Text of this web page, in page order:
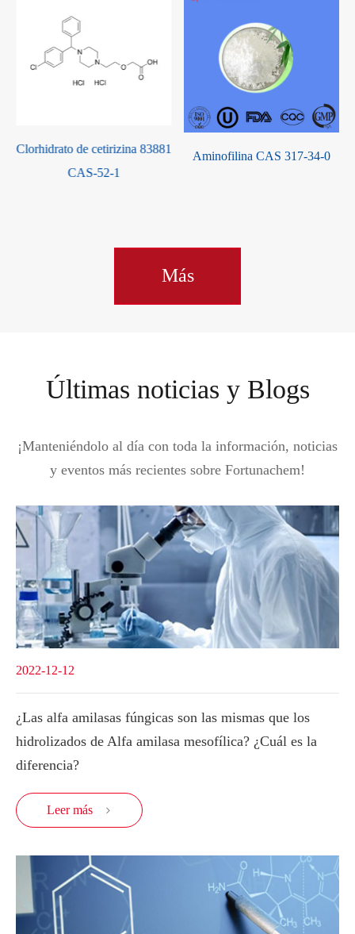
Clorhidrato de cetirizina 83881
CAS-52-1
Aminofilina CAS 317-34-0
Más
Últimas noticias y Blogs
¡Manteniéndolo al día con toda la información, noticias
y eventos más recientes sobre Fortunachem!
2022-12-12
¿Las alfa amilasas fúngicas son las mismas que los
hidrolizados de Alfa amilasa mesofílica? ¿Cuál es la
diferencia?
Leer más 